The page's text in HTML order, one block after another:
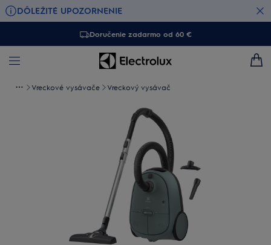
DÔLEŽITÉ UPOZORNENIE
Doručenie zadarmo od 60 €
Vreckové vysávače Vreckový vysávač